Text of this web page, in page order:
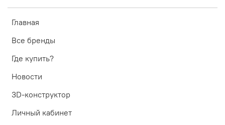
Главная
Все бренды
Где купить?
Новости
3D-конструктор
Личный кабинет